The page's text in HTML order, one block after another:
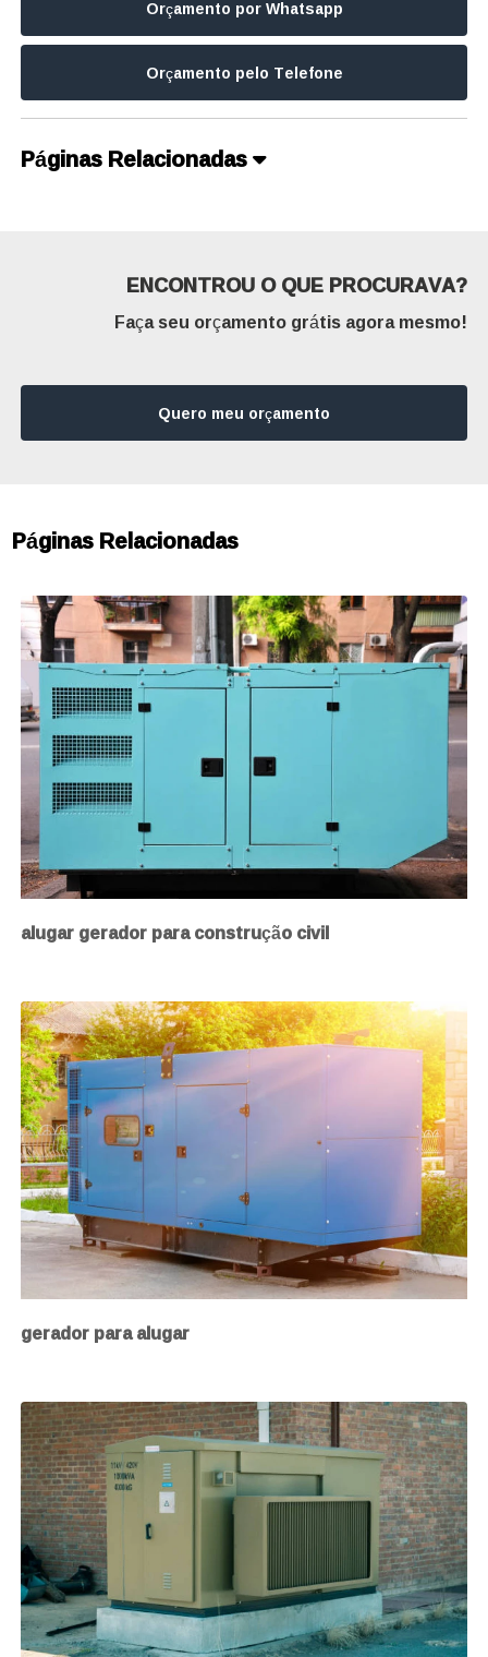
Orçamento por Whatsapp
Orçamento pelo Telefone
Páginas Relacionadas
ENCONTROU O QUE PROCURAVA?
Faça seu orçamento grátis agora mesmo!
Quero meu orçamento
Páginas Relacionadas
alugar gerador para construção civil
gerador para alugar